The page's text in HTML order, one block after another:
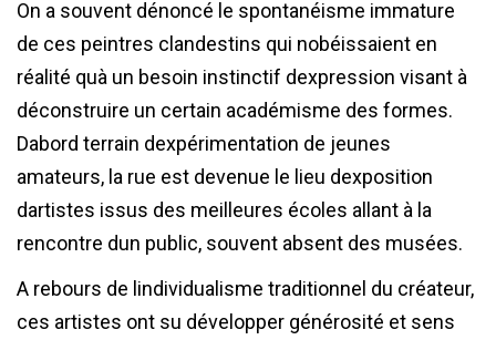
On a souvent dénoncé le spontanéisme immature
de ces peintres clandestins qui nobéissaient en
réalité quà un besoin instinctif dexpression visant à
déconstruire un certain académisme des formes.
Dabord terrain dexpérimentation de jeunes
amateurs, la rue est devenue le lieu dexposition
dartistes issus des meilleures écoles allant à la
rencontre dun public, souvent absent des musées.
A rebours de lindividualisme traditionnel du créateur,
ces artistes ont su développer générosité et sens